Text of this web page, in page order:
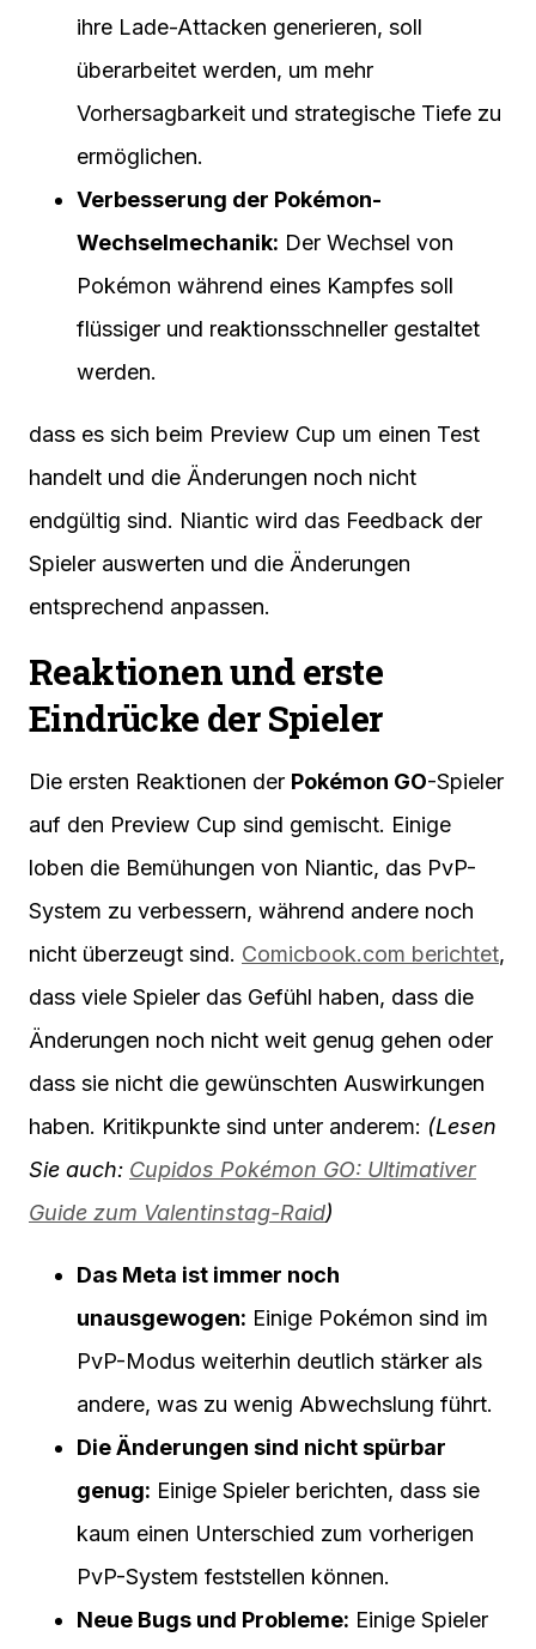
ihre Lade-Attacken generieren, soll
überarbeitet werden, um mehr
Vorhersagbarkeit und strategische Tiefe zu
ermöglichen.
Verbesserung der Pokémon-
Wechselmechanik: Der Wechsel von
Pokémon während eines Kampfes soll
flüssiger und reaktionsschneller gestaltet
werden.
dass es sich beim Preview Cup um einen Test
handelt und die Änderungen noch nicht
endgültig sind. Niantic wird das Feedback der
Spieler auswerten und die Änderungen
entsprechend anpassen.
Reaktionen und erste
Eindrücke der Spieler
Die ersten Reaktionen der Pokémon GO-Spieler
auf den Preview Cup sind gemischt. Einige
loben die Bemühungen von Niantic, das PvP-
System zu verbessern, während andere noch
nicht überzeugt sind. Comicbook.com berichtet,
dass viele Spieler das Gefühl haben, dass die
Änderungen noch nicht weit genug gehen oder
dass sie nicht die gewünschten Auswirkungen
haben. Kritikpunkte sind unter anderem: (Lesen
Sie auch: Cupidos Pokémon GO: Ultimativer
Guide zum Valentinstag-Raid)
Das Meta ist immer noch
unausgewogen: Einige Pokémon sind im
PvP-Modus weiterhin deutlich stärker als
andere, was zu wenig Abwechslung führt.
Die Änderungen sind nicht spürbar
genug: Einige Spieler berichten, dass sie
kaum einen Unterschied zum vorherigen
PvP-System feststellen können.
Neue Bugs und Probleme: Einige Spieler